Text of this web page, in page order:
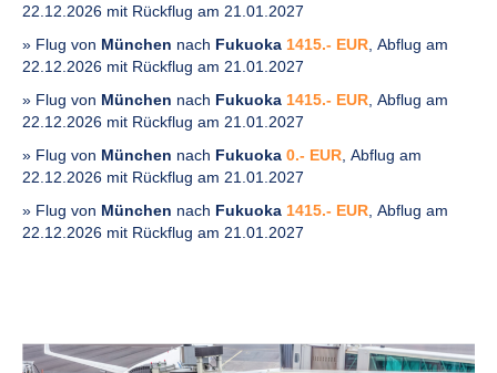
22.12.2026 mit Rückflug am 21.01.2027
» Flug von München nach Fukuoka 1415.- EUR , Abflug am
22.12.2026 mit Rückflug am 21.01.2027
» Flug von München nach Fukuoka 1415.- EUR , Abflug am
22.12.2026 mit Rückflug am 21.01.2027
» Flug von München nach Fukuoka 0.- EUR , Abflug am
22.12.2026 mit Rückflug am 21.01.2027
» Flug von München nach Fukuoka 1415.- EUR , Abflug am
22.12.2026 mit Rückflug am 21.01.2027